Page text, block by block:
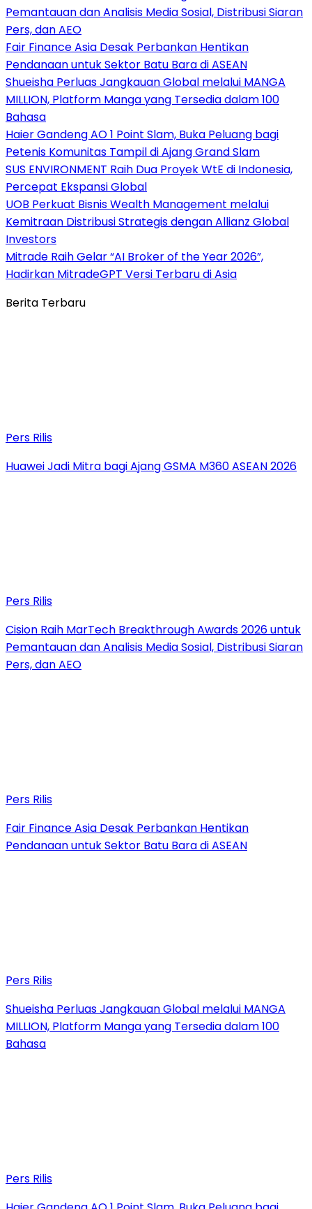
Pemantauan dan Analisis Media Sosial, Distribusi Siaran
Pers, dan AEO
Fair Finance Asia Desak Perbankan Hentikan
Pendanaan untuk Sektor Batu Bara di ASEAN
Shueisha Perluas Jangkauan Global melalui MANGA
MILLION, Platform Manga yang Tersedia dalam 100
Bahasa
Haier Gandeng AO 1 Point Slam, Buka Peluang bagi
Petenis Komunitas Tampil di Ajang Grand Slam
SUS ENVIRONMENT Raih Dua Proyek WtE di Indonesia,
Percepat Ekspansi Global
UOB Perkuat Bisnis Wealth Management melalui
Kemitraan Distribusi Strategis dengan Allianz Global
Investors
Mitrade Raih Gelar “AI Broker of the Year 2026”,
Hadirkan MitradeGPT Versi Terbaru di Asia
Berita Terbaru
Pers Rilis
Huawei Jadi Mitra bagi Ajang GSMA M360 ASEAN 2026
Pers Rilis
Cision Raih MarTech Breakthrough Awards 2026 untuk
Pemantauan dan Analisis Media Sosial, Distribusi Siaran
Pers, dan AEO
Pers Rilis
Fair Finance Asia Desak Perbankan Hentikan
Pendanaan untuk Sektor Batu Bara di ASEAN
Pers Rilis
Shueisha Perluas Jangkauan Global melalui MANGA
MILLION, Platform Manga yang Tersedia dalam 100
Bahasa
Pers Rilis